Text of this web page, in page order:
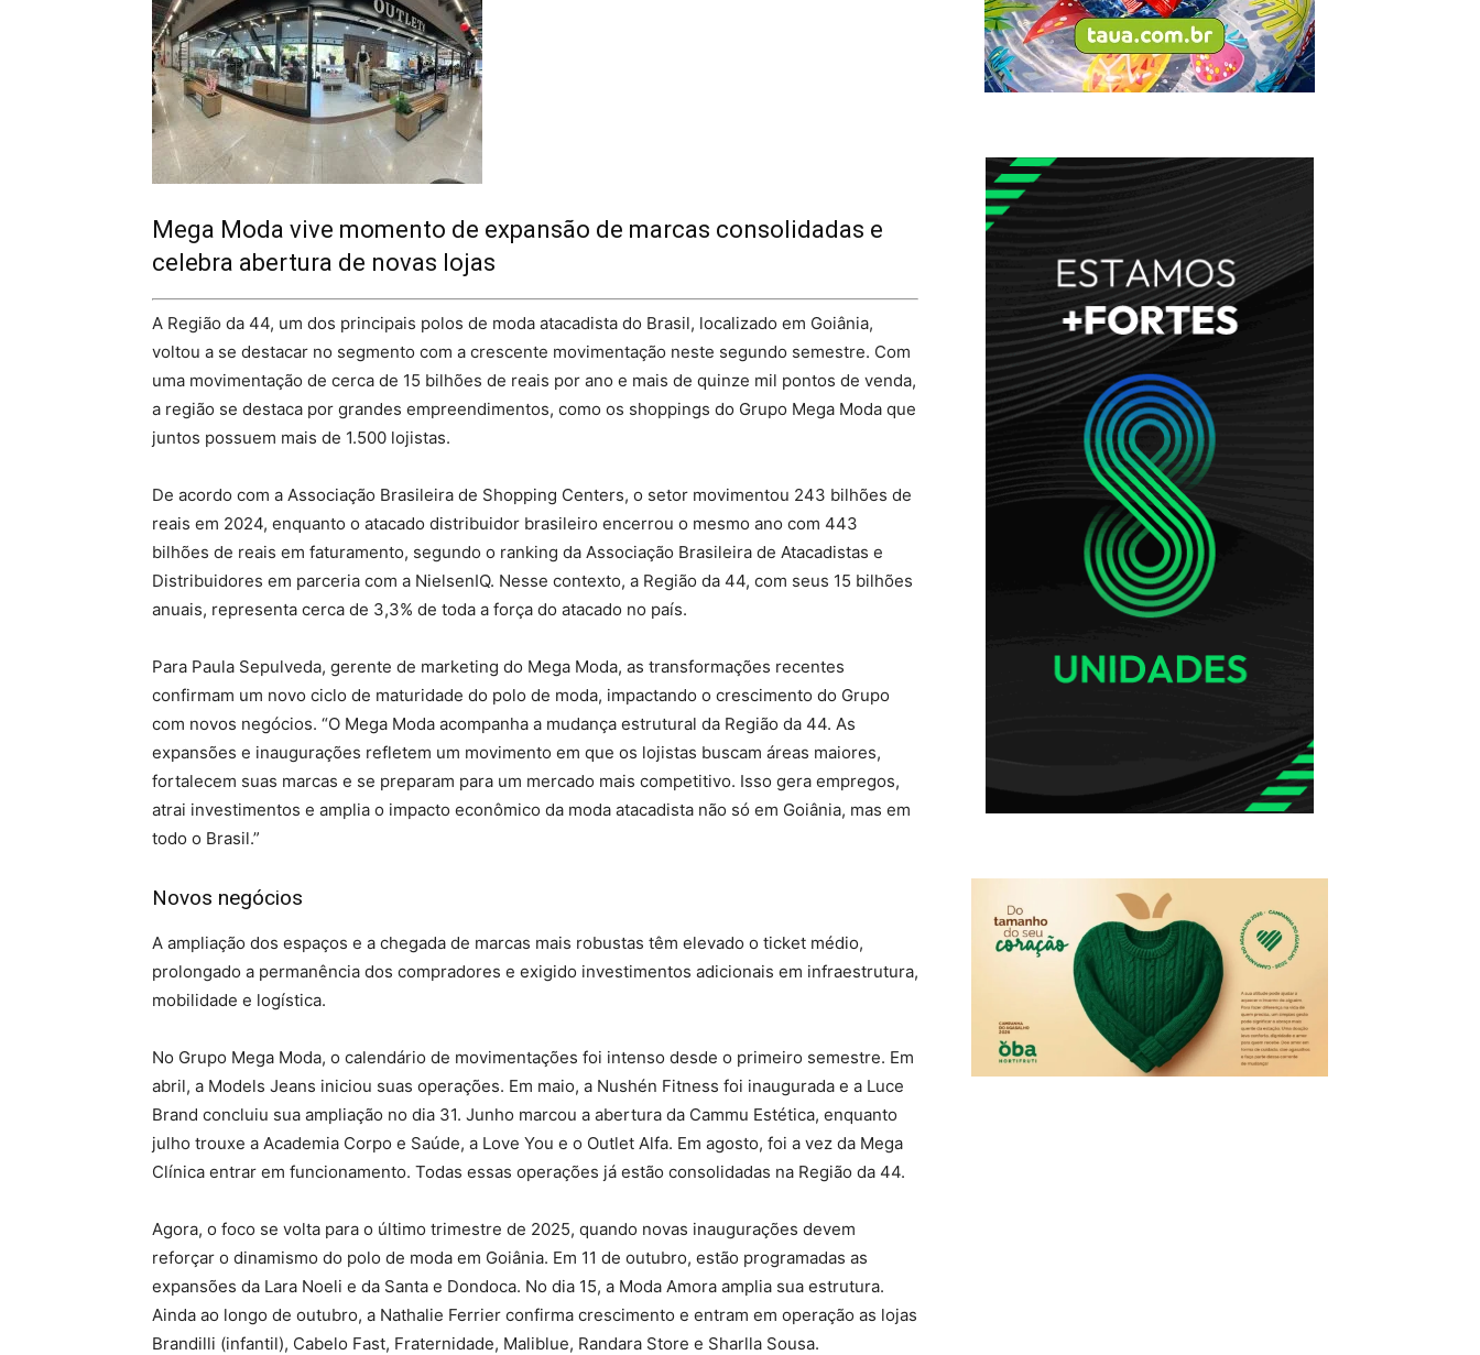
Mega Moda vive momento de expansão de marcas consolidadas e
celebra abertura de novas lojas
A Região da 44, um dos principais polos de moda atacadista do Brasil, localizado em Goiânia,
voltou a se destacar no segmento com a crescente movimentação neste segundo semestre. Com
uma movimentação de cerca de 15 bilhões de reais por ano e mais de quinze mil pontos de venda,
a região se destaca por grandes empreendimentos, como os shoppings do Grupo Mega Moda que
juntos possuem mais de 1.500 lojistas.
De acordo com a Associação Brasileira de Shopping Centers, o setor movimentou 243 bilhões de
reais em 2024, enquanto o atacado distribuidor brasileiro encerrou o mesmo ano com 443
bilhões de reais em faturamento, segundo o ranking da Associação Brasileira de Atacadistas e
Distribuidores em parceria com a NielsenIQ. Nesse contexto, a Região da 44, com seus 15 bilhões
anuais, representa cerca de 3,3% de toda a força do atacado no país.
Para Paula Sepulveda, gerente de marketing do Mega Moda, as transformações recentes
confirmam um novo ciclo de maturidade do polo de moda, impactando o crescimento do Grupo
com novos negócios. “O Mega Moda acompanha a mudança estrutural da Região da 44. As
expansões e inaugurações refletem um movimento em que os lojistas buscam áreas maiores,
fortalecem suas marcas e se preparam para um mercado mais competitivo. Isso gera empregos,
atrai investimentos e amplia o impacto econômico da moda atacadista não só em Goiânia, mas em
todo o Brasil.”
Novos negócios
A ampliação dos espaços e a chegada de marcas mais robustas têm elevado o ticket médio,
prolongado a permanência dos compradores e exigido investimentos adicionais em infraestrutura,
mobilidade e logística.
No Grupo Mega Moda, o calendário de movimentações foi intenso desde o primeiro semestre. Em
abril, a Models Jeans iniciou suas operações. Em maio, a Nushén Fitness foi inaugurada e a Luce
Brand concluiu sua ampliação no dia 31. Junho marcou a abertura da Cammu Estética, enquanto
julho trouxe a Academia Corpo e Saúde, a Love You e o Outlet Alfa. Em agosto, foi a vez da Mega
Clínica entrar em funcionamento. Todas essas operações já estão consolidadas na Região da 44.
Agora, o foco se volta para o último trimestre de 2025, quando novas inaugurações devem
reforçar o dinamismo do polo de moda em Goiânia. Em 11 de outubro, estão programadas as
expansões da Lara Noeli e da Santa e Dondoca. No dia 15, a Moda Amora amplia sua estrutura.
Ainda ao longo de outubro, a Nathalie Ferrier confirma crescimento e entram em operação as lojas
Brandilli (infantil), Cabelo Fast, Fraternidade, Maliblue, Randara Store e Sharlla Sousa.